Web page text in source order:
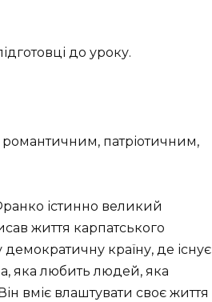
до уроку.
патріотичним,
істинно великий
життя карпатського
країну, де існує
яка любить людей, яка
вміє влаштувати своє життя